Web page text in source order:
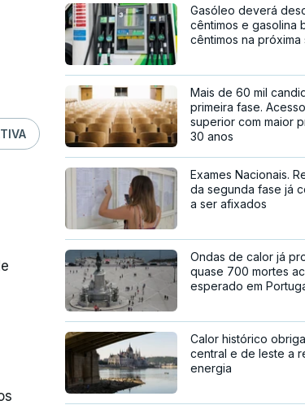
Gasóleo deverá
cêntimos e gasolina
cêntimos na próxima
Mais de 60 mil
primeira fase.
superior com maior
30 anos
Exames Nacionais.
da segunda fase já
a ser afixados
Ondas de calor já
quase 700 mortes
esperado em
Calor histórico
central e de leste a
energia